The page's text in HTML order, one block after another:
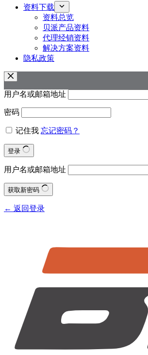
资料下载
资料总览
贝派产品资料
代理经销资料
解决方案资料
隐私政策
用户名或邮箱地址
密码
记住我 忘记密码？
登录
用户名或邮箱地址
获取新密码
← 返回登录